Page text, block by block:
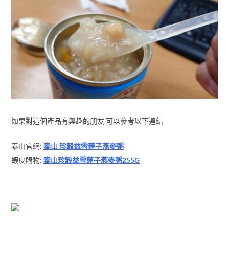
如果對這個產品有興趣的朋友 可以參考以下連結
泰山官網: 泰山 珍穀益雪蓮子燕麥粥
蝦皮購物: 泰山珍穀益雪蓮子燕麥粥255G